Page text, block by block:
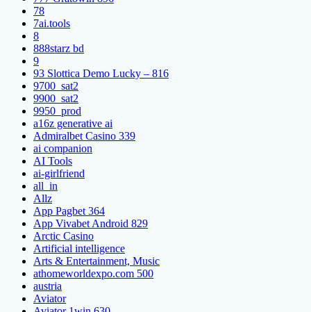
78
7ai.tools
8
888starz bd
9
93 Slottica Demo Lucky – 816
9700_sat2
9900_sat2
9950_prod
a16z generative ai
Admiralbet Casino 339
ai companion
AI Tools
ai-girlfriend
all_in
Allz
App Pagbet 364
App Vivabet Android 829
Arctic Casino
Artificial intelligence
Arts & Entertainment, Music
athomeworldexpo.com 500
austria
Aviator